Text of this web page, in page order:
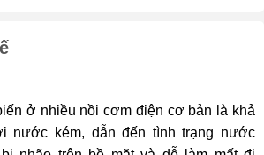
ở nhiều nồi cơm điện cơ bản là khả
nước kém, dẫn đến tình trạng nước